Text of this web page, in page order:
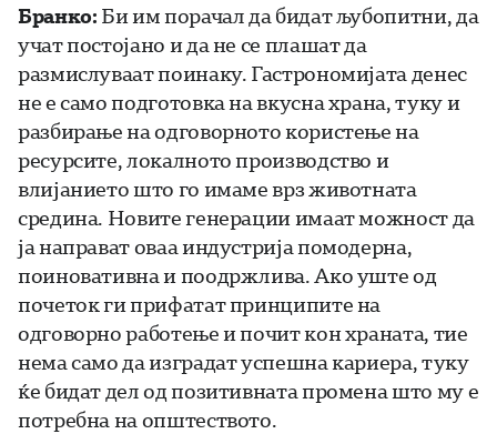
Бранко: Би им порачал да бидат љубопитни, да
учат постојано и да не се плашат да
размислуваат поинаку. Гастрономијата денес
не е само подготовка на вкусна храна, туку и
разбирање на одговорното користење на
ресурсите, локалното производство и
влијанието што го имаме врз животната
средина. Новите генерации имаат можност да
ја направат оваа индустрија помодерна,
поиновативна и поодржлива. Ако уште од
почеток ги прифатат принципите на
одговорно работење и почит кон храната, тие
нема само да изградат успешна кариера, туку
ќе бидат дел од позитивната промена што му е
потребна на општеството.